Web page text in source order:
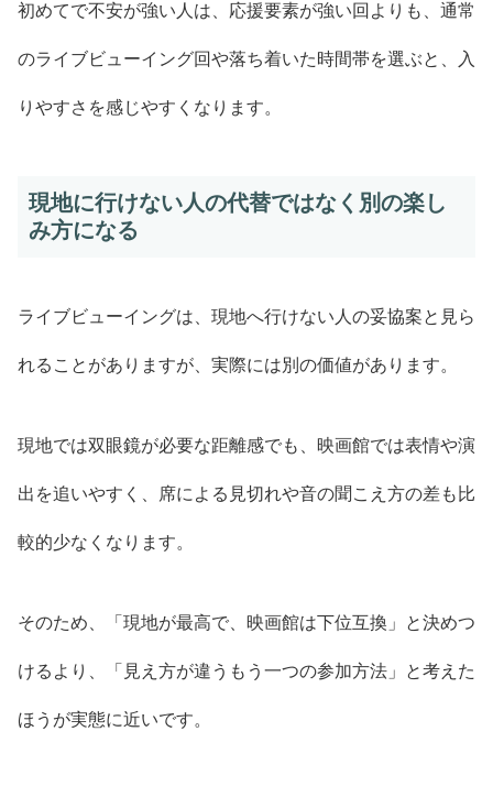
初めてで不安が強い人は、応援要素が強い回よりも、通常
のライブビューイング回や落ち着いた時間帯を選ぶと、入
りやすさを感じやすくなります。
現地に行けない人の代替ではなく別の楽し
み方になる
ライブビューイングは、現地へ行けない人の妥協案と見ら
れることがありますが、実際には別の価値があります。
現地では双眼鏡が必要な距離感でも、映画館では表情や演
出を追いやすく、席による見切れや音の聞こえ方の差も比
較的少なくなります。
そのため、「現地が最高で、映画館は下位互換」と決めつ
けるより、「見え方が違うもう一つの参加方法」と考えた
ほうが実態に近いです。